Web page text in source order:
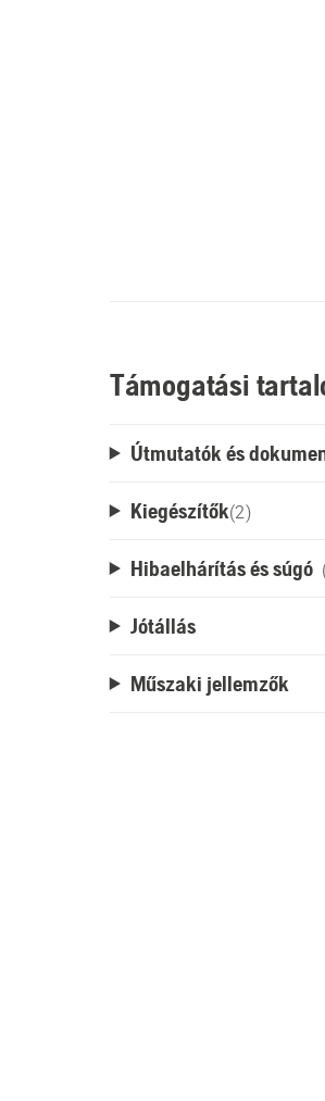
Támogatási
Útmutatók és
Kiegészítők(2)
Hibaelhárítás és súgó
Jótállás
Műszaki jellemzők